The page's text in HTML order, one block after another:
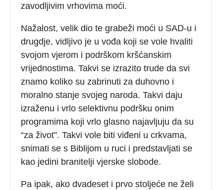
zavodljivim vrhovima moći.
Nažalost, velik dio te grabeži moći u SAD-u i
drugdje, vidljivo je u vođa koji se vole hvaliti
svojom vjerom i podrškom kršćanskim
vrijednostima. Takvi se izrazito trude da svi
znamo koliko su zabrinuti za duhovno i
moralno stanje svojeg naroda. Takvi daju
izraženu i vrlo selektivnu podršku onim
programima koji vrlo glasno najavljuju da su
“za život”. Takvi vole biti viđeni u crkvama,
snimati se s Biblijom u ruci i predstavljati se
kao jedini branitelji vjerske slobode.
Pa ipak, ako dvadeset i prvo stoljeće ne želi